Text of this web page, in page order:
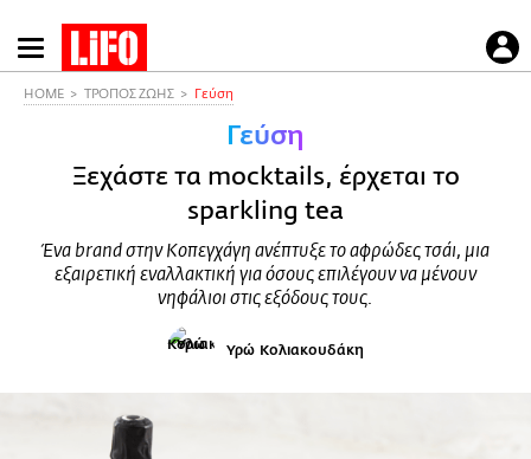
Παράκαμψη
προς
HOME ΤΡΟΠΟΣ ΖΩΗΣ Γεύση
Γεύση
Ξεχάστε τα mocktails, έρχεται το
sparkling tea
Ένα brand στην Κοπεγχάγη ανέπτυξε το αφρώδες τσάι, μια
εξαιρετική εναλλακτική για όσους επιλέγουν να μένουν
νηφάλιοι στις εξόδους τους.
Υρώ Κολιακουδάκη